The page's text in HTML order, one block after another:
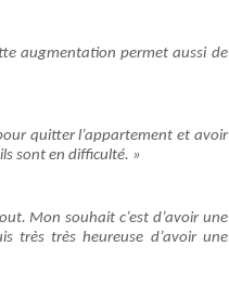
augmentation permet aussi de
quitter l’appartement et avoir
sont en difficulté. »
Mon souhait c’est d’avoir une
très très heureuse d’avoir une